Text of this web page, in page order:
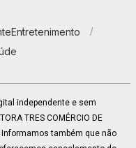
Entretenimento
independente e sem
TRES COMÉRCIO DE
Informamos também que não